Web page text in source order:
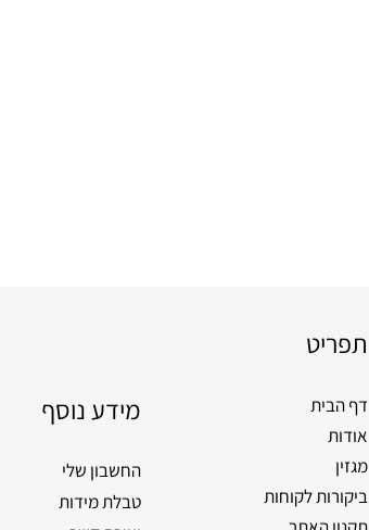
תפריט
דף הבית
אודות
מגזין
ביקורות לקוחות
מידע נוסף
החשבון שלי
טבלת מידות